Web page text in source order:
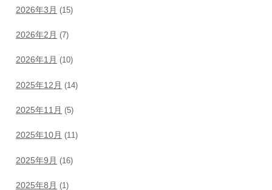
2026年3月 (15)
2026年2月 (7)
2026年1月 (10)
2025年12月 (14)
2025年11月 (5)
2025年10月 (11)
2025年9月 (16)
2025年8月 (1)